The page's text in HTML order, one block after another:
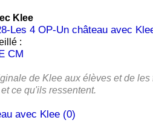
Klee
:
de Klee aux élèves et de les
ce qu'ils ressentent.